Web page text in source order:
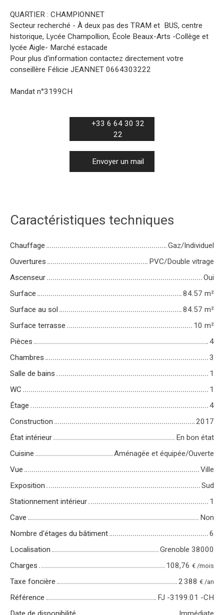
QUARTIER : CHAMPIONNET
Secteur recherché - À deux pas des TRAM et BUS, centre
historique, Lycée Champollion, École Beaux-Arts -Collège et
lycée Aigle- Marché estacade
Pour plus d'information contactez directement votre
conseillère Félicie JEANNET 0664303222
Mandat n°3199CH
+33 6 64 30 32
22
Envoyer un mail
Caractéristiques techniques
Chauffage
Gaz/Individuel
Ouvertures
PVC/Double vitrage
Ascenseur
Oui
Surface
84.57 m²
Surface au sol
84.57 m²
Surface terrasse
10 m²
Pièces
4
Chambres
3
Salle de bains
1
WC
1
Étage
4
Construction
2017
État intérieur
En bon état
Cuisine
Aménagée et équipée/Ouverte
Vue
Ville
Exposition
Sud
Stationnement intérieur
1
Cave
Non
Nombre d'étages du bâtiment
6
Localisation
Grenoble 38000
Charges
108,76 € /mois
Taxe foncière 2 388 € /an
Référence
FJ -3199.01 -CH